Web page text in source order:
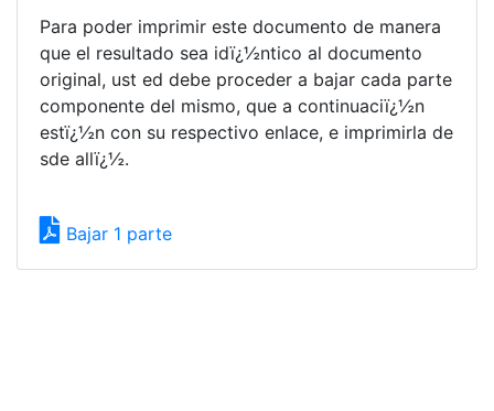
Para poder imprimir este documento de manera
que el resultado sea idï¿½ntico al documento
original, ust ed debe proceder a bajar cada parte
componente del mismo, que a continuaciï¿½n
estï¿½n con su respectivo enlace, e imprimirla de
sde allï¿½.
Bajar 1 parte